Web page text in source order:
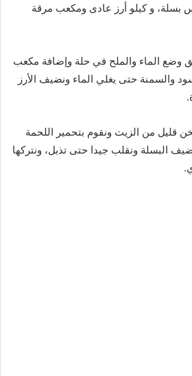
ومسلوقة)، 1 كيس بسلة، و كيلو أرز عادى ومكعب مرقة
وضع الماء والملح في حلة وإضافة مكعب
والسمنة حتى يغلي الماء ونضيف الأرز
من الزيت ونقوم بتحمير اللحمة
البسلة ونقلب جيدا حتى تذبل، ونتركها